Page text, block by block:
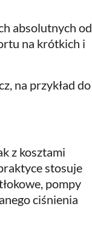
absolutnych od
na krótkich i
na przykład do
z kosztami
stosuje
pompy
ciśnienia